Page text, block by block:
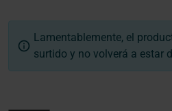
Lamentablemente, el
surtido y no volverá a estar